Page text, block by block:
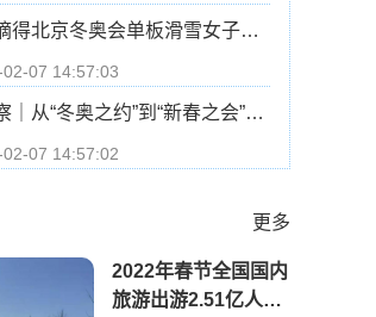
辛诺特摘得北京冬奥会单板滑雪女子坡面障碍技巧冠军
02-07 14:57:03
第一观察｜从“冬奥之约”到“新春之会”：中俄元首会晤的三重意涵
02-07 14:57:02
更多
2022年春节全国国内
旅游出游2.51亿人次